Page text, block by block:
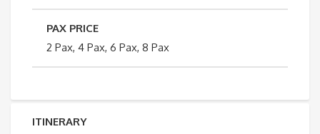
PAX PRICE
2 Pax, 4 Pax, 6 Pax, 8 Pax
ITINERARY